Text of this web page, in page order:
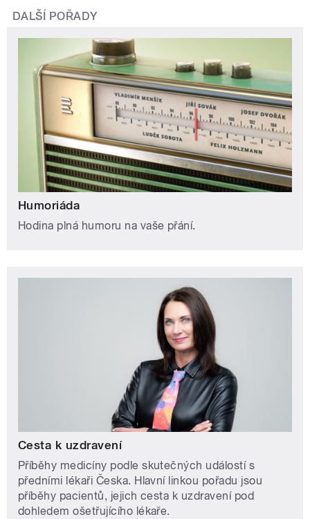
DALŠÍ POŘADY
Humoriáda
Hodina plná humoru na vaše přání.
Cesta k uzdravení
Příběhy medicíny podle skutečných událostí s
předními lékaři Česka. Hlavní linkou pořadu jsou
příběhy pacientů, jejich cesta k uzdravení pod
dohledem ošetřujícího lékaře.